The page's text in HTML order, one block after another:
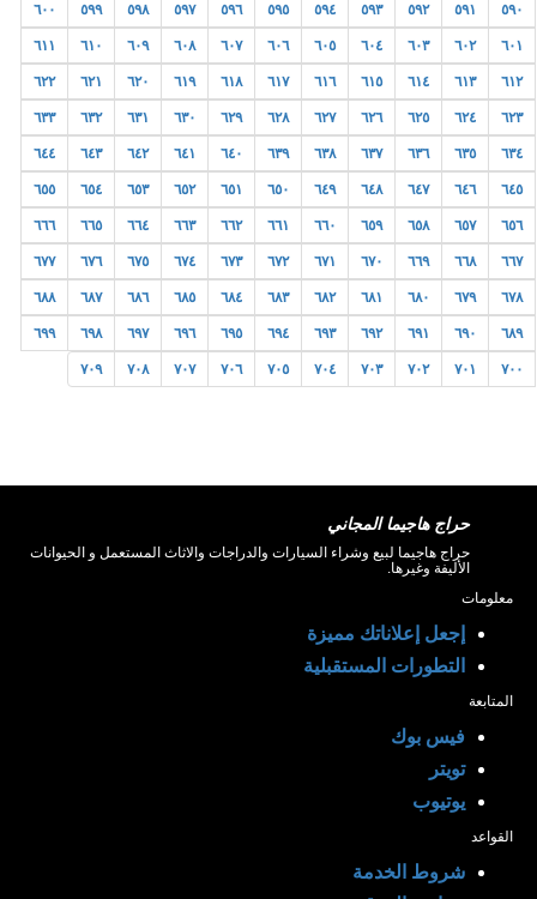
٥٩٠ ٥٩١ ٥٩٢ ٥٩٣ ٥٩٤ ٥٩٥ ٥٩٦ ٥٩٧ ٥٩٨ ٥٩٩ ٦٠٠
٦٠١ ٦٠٢ ٦٠٣ ٦٠٤ ٦٠٥ ٦٠٦ ٦٠٧ ٦٠٨ ٦٠٩ ٦١٠ ٦١١
٦١٢ ٦١٣ ٦١٤ ٦١٥ ٦١٦ ٦١٧ ٦١٨ ٦١٩ ٦٢٠ ٦٢١ ٦٢٢
٦٢٣ ٦٢٤ ٦٢٥ ٦٢٦ ٦٢٧ ٦٢٨ ٦٢٩ ٦٣٠ ٦٣١ ٦٣٢ ٦٣٣
٦٣٤ ٦٣٥ ٦٣٦ ٦٣٧ ٦٣٨ ٦٣٩ ٦٤٠ ٦٤١ ٦٤٢ ٦٤٣ ٦٤٤
٦٤٥ ٦٤٦ ٦٤٧ ٦٤٨ ٦٤٩ ٦٥٠ ٦٥١ ٦٥٢ ٦٥٣ ٦٥٤ ٦٥٥
٦٥٦ ٦٥٧ ٦٥٨ ٦٥٩ ٦٦٠ ٦٦١ ٦٦٢ ٦٦٣ ٦٦٤ ٦٦٥ ٦٦٦
٦٦٧ ٦٦٨ ٦٦٩ ٦٧٠ ٦٧١ ٦٧٢ ٦٧٣ ٦٧٤ ٦٧٥ ٦٧٦ ٦٧٧
٦٧٨ ٦٧٩ ٦٨٠ ٦٨١ ٦٨٢ ٦٨٣ ٦٨٤ ٦٨٥ ٦٨٦ ٦٨٧ ٦٨٨
٦٨٩ ٦٩٠ ٦٩١ ٦٩٢ ٦٩٣ ٦٩٤ ٦٩٥ ٦٩٦ ٦٩٧ ٦٩٨ ٦٩٩
٧٠٠ ٧٠١ ٧٠٢ ٧٠٣ ٧٠٤ ٧٠٥ ٧٠٦ ٧٠٧ ٧٠٨ ٧٠٩
حراج هاجيما المجاني
حراج هاجيما لبيع وشراء السيارات والدراجات والاثاث المستعمل و الحيوانات
الأليفة وغيرها.
معلومات
إجعل إعلاناتك مميزة
التطورات المستقبلية
المتابعة
فيس بوك
تويتر
يوتيوب
القواعد
شروط الخدمة